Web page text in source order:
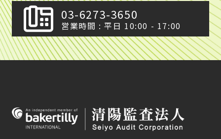
03-6273-3650
営業時間 : 平日 10:00 - 17:00